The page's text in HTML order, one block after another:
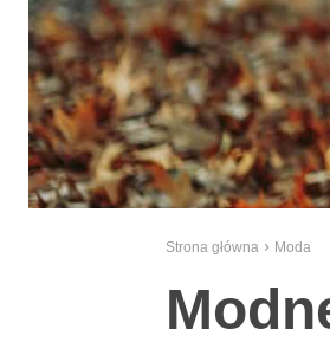
Strona główna Moda